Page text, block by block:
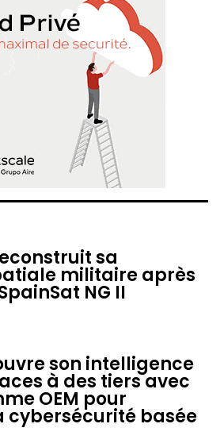
sa
militaire après
NG II
son intelligence
à des tiers avec
OEM pour
cybersécurité basée